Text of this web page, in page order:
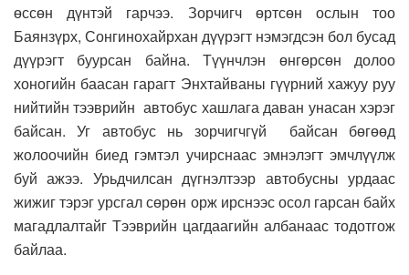
өссөн дүнтэй гарчээ. Зорчигч өртсөн ослын тоо
Баянзүрх, Сонгинохайрхан дүүрэгт нэмэгдсэн бол бусад
дүүрэгт буурсан байна. Түүнчлэн өнгөрсөн долоо
хоногийн баасан гарагт Энхтайваны гүүрний хажуу руу
нийтийн тээврийн автобус хашлага даван унасан хэрэг
байсан. Уг автобус нь зорчигчгүй байсан бөгөөд
жолоочийн биед гэмтэл учирснаас эмнэлэгт эмчлүүлж
буй ажээ. Урьдчилсан дүгнэлтээр автобусны урдаас
жижиг тэрэг урсгал сөрөн орж ирснээс осол гарсан байх
магадлалтайг Тээврийн цагдаагийн албанаас тодотгож
байлаа.